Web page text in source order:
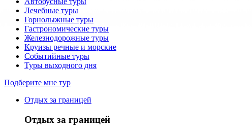
Лечебные туры
Горнолыжные туры
Гастрономические туры
Железнодорожные туры
Круизы речные и морские
Событийные туры
Туры выходного дня
Подберите мне тур
Отдых за границей
Отдых за границей